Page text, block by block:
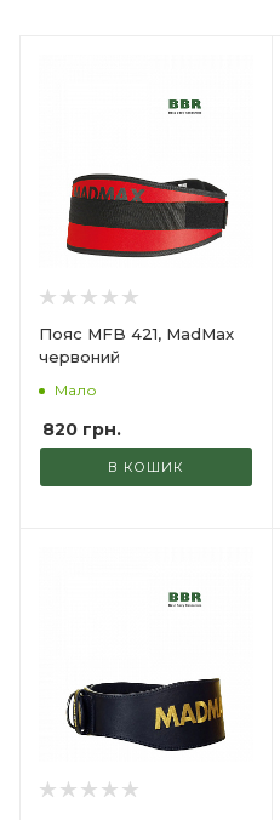
Пояс MFB 421, MadMax
червоний
Мало
820 грн.
В КОШИК